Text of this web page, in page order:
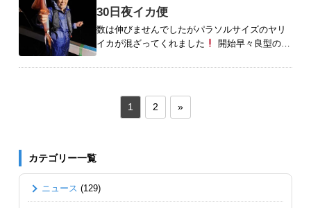
30日夜イカ便
数は伸びませんでしたがパラソルサイズのヤリ
イカが混ざってくれました
開始早々良型のヤ
リイカ ポツポツヤリとスルメが混ざりながら
パラソル狙い頑張ってます これもデ[続きを読
1 2 »
カテゴリー一覧
ニュース (129)